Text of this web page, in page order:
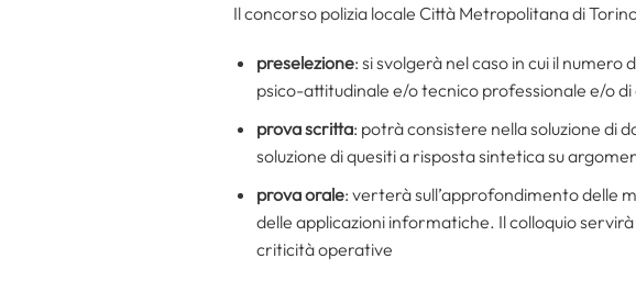
Il concorso polizia locale Città Metropolitana di
preselezione: si svolgerà nel caso in cui il
psico-attitudinale e/o tecnico professionale e/o
prova scritta: potrà consistere nella soluzione di
soluzione di quesiti a risposta sintetica su
prova orale: verterà sull’approfondimento delle
delle applicazioni informatiche. Il colloquio
criticità operative